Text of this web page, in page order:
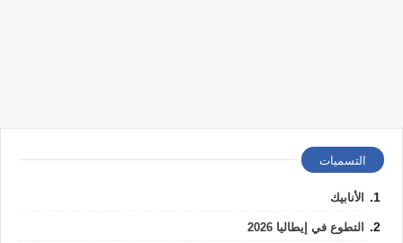
التسميات
الأنابيك
التطوع في إيطاليا 2026